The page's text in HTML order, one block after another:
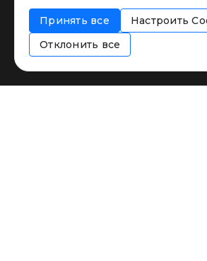
Соглашение об
Политика использования
Принять все
Настроить
Отклонить все